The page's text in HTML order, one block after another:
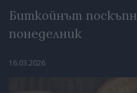
Биткойнът
понеделник
16.03.2026